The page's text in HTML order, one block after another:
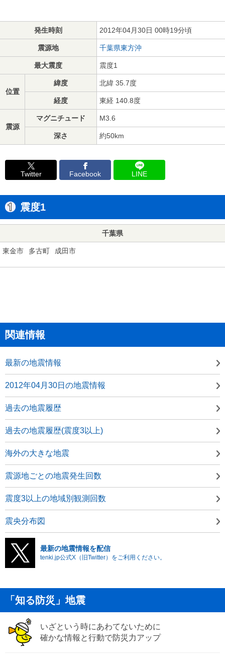
発生時刻 2012年04月30日 00時19分頃
震源地 千葉県東方沖
最大震度 震度1
位置
緯度 北緯 35.7度
経度 東経 140.8度
震源
マグニチュード M3.6
深さ 約50km
Twitter Facebook LINE
震度1
千葉県
東金市 多古町 成田市
関連情報
最新の地震情報
2012年04月30日の地震情報
過去の地震履歴
過去の地震履歴(震度3以上)
海外の大きな地震
震源地ごとの地震発生回数
震度3以上の地域別観測回数
震央分布図
最新の地震情報を配信
tenki.jp公式X（旧Twitter）をご利用ください。
「知る防災」地震
いざという時にあわてないために
確かな情報と行動で防災力アップ